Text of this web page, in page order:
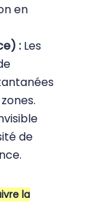
en
: Les
de
la